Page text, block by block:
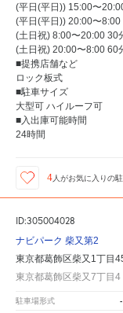
(平日(平日)) 15:00〜
(平日(平日)) 20:00〜8:00
(土日祝) 8:00〜20:00 30
(土日祝) 20:00〜8:00 60
■提携店舗など
ロック板式
■駐車サイズ
大型可 ハイルーフ可
■入出庫可能時間
24時間
4 人がお気に入りの
ID:305004028
ナビパーク 柴又第2
東京都葛飾区柴又1丁目
東京都葛飾区柴又7丁目4
駐車場形式 -